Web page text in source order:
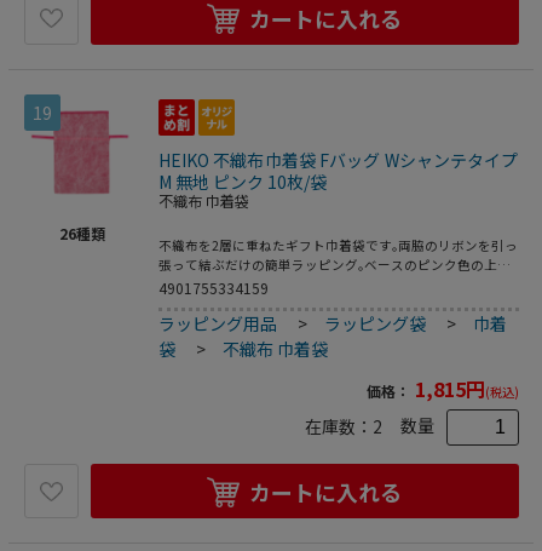
カートに入れる
19
26種類
HEIKO 不織布巾着袋 Fバッグ Wシャンテタイプ
M 無地 ピンク 10枚/袋
不織布 巾着袋
不織布を2層に重ねたギフト巾着袋です｡両脇のリボンを引っ
張って結ぶだけの簡単ラッピング｡ベースのピンク色の上に
薄手の白を重ねることで､やさしく上品なイメージのギフト
容量があります｡●入数:10枚
4901755334159
ラッピング用品 > ラッピング袋 > 巾着
袋
> 不織布 巾着袋
価格： 1,815円(税込)
在庫数： 2 数量
カートに入れる